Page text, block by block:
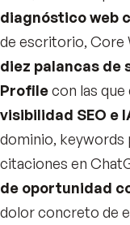
diagnóstico web
de escritorio, Core
diez palancas de
Profilecon las que
visibilidad SEO e
dominio, keywords
citaciones en
de oportunidad
dolor concreto de